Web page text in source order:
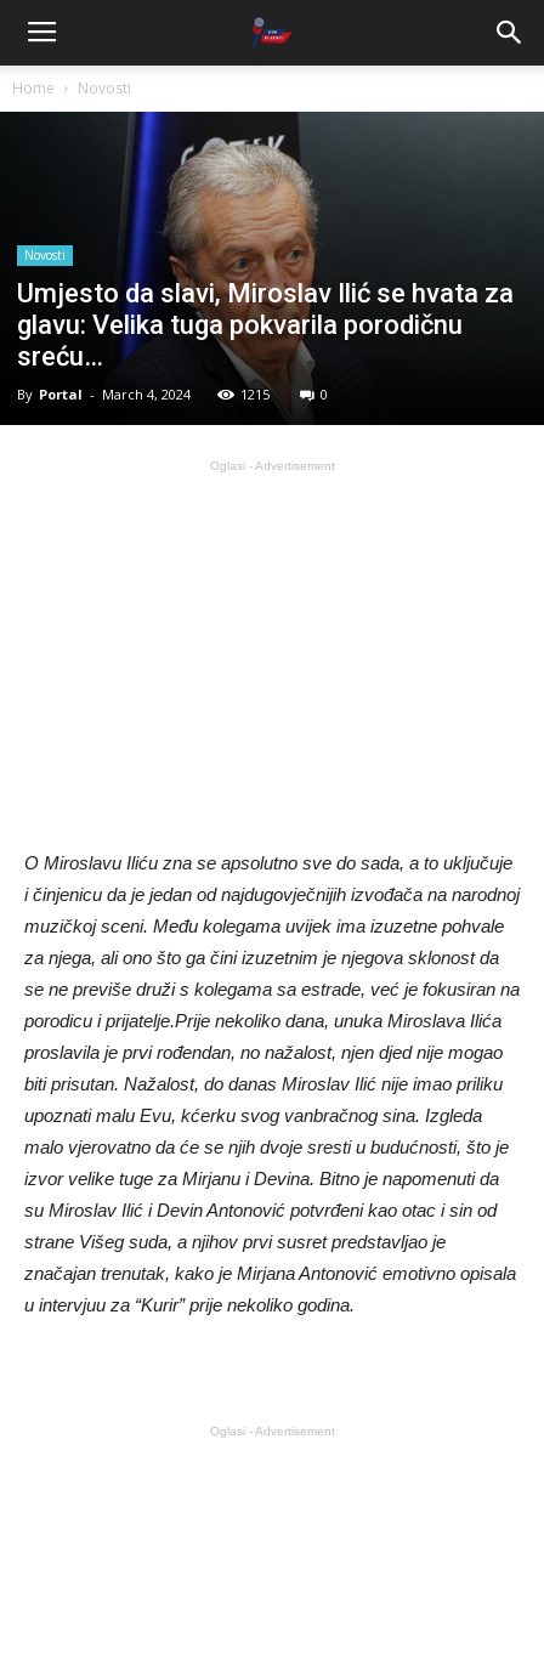
Home Novosti
Novosti
Umjesto da slavi, Miroslav Ilić se hvata za
glavu: Velika tuga pokvarila porodičnu
sreću…
By Portal - March 4, 2024 1215 0
Oglasi - Advertisement
O Miroslavu Iliću zna se apsolutno sve do sada, a to uključuje
i činjenicu da je jedan od najdugovječnijih izvođača na narodnoj
muzičkoj sceni. Među kolegama uvijek ima izuzetne pohvale
za njega, ali ono što ga čini izuzetnim je njegova sklonost da
se ne previše druži s kolegama sa estrade, već je fokusiran na
porodicu i prijatelje.Prije nekoliko dana, unuka Miroslava Ilića
proslavila je prvi rođendan, no nažalost, njen djed nije mogao
biti prisutan. Nažalost, do danas Miroslav Ilić nije imao priliku
upoznati malu Evu, kćerku svog vanbračnog sina. Izgleda
malo vjerovatno da će se njih dvoje sresti u budućnosti, što je
izvor velike tuge za Mirjanu i Devina. Bitno je napomenuti da
su Miroslav Ilić i Devin Antonović potvrđeni kao otac i sin od
strane Višeg suda, a njihov prvi susret predstavljao je
značajan trenutak, kako je Mirjana Antonović emotivno opisala
u intervjuu za “Kurir” prije nekoliko godina.
Oglasi - Advertisement